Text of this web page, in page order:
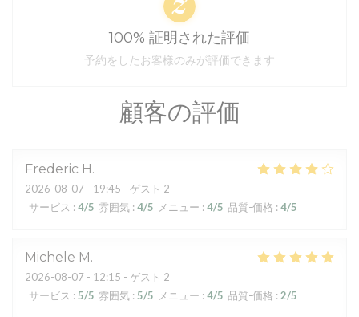
顧客の評価
Frederic H
2026-08-07 - 19:45 - ゲスト 2
サービス : 4/5 雰囲気 : 4/5 メニュー : 4/5 品質-価格 : 4/5
Michele M
2026-08-07 - 12:15 - ゲスト 2
サービス : 5/5 雰囲気 : 5/5 メニュー : 4/5 品質-価格 : 2/5
100% 証明された評価
予約をしたお客様のみが評価できます